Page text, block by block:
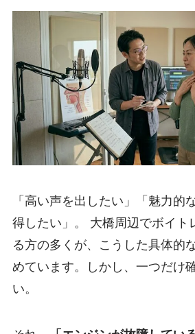
「高い声を出したい」「魅力的
得したい」。 大橋周辺でボイト
る方の多くが、こうした具体的
めています。しかし、一つだけ
い。